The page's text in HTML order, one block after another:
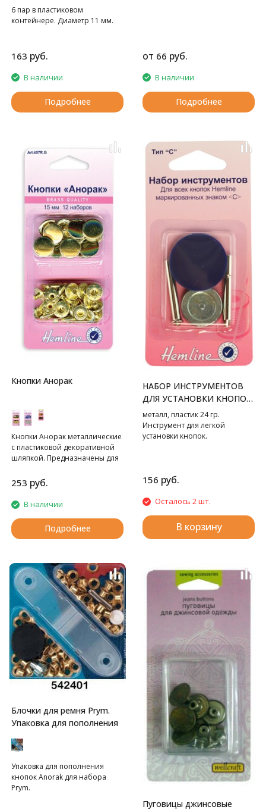
6 пар в пластиковом
контейнере. Диаметр 11 мм.
163 руб.
В наличии
Подробнее
от 66 руб.
В наличии
Подробнее
Кнопки Анорак
Кнопки Анорак металлические
с пластиковой декоративной
шляпкой. Предназначены для
обеспечения толщины между
слоями ткани не менее 1-2 мм
используйте подкладочную
ткань. Всегда работайте на
плоской устойчивой
поверхности, защищенной
инструмент арт. 408.NT.
253 руб.
В наличии
Подробнее
НАБОР ИНСТРУМЕНТОВ
ДЛЯ УСТАНОВКИ КНОПОК
ТИП "C"
металл, пластик 24 гр.
Инструмент для легкой
установки кнопок.
156 руб.
Осталось 2 шт.
В корзину
Блочки для ремня Prym.
Упаковка для пополнения
Упаковка для пополнения
кнопок Anorak для набора
Prym.
Пуговицы джинсовые